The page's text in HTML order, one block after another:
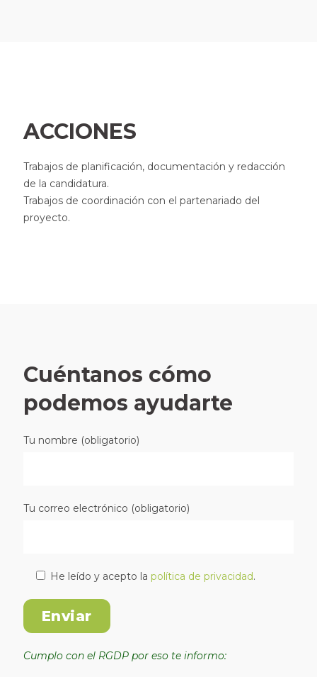
ACCIONES
Trabajos de planificación, documentación y redacción
de la candidatura.
Trabajos de coordinación con el partenariado del
proyecto.
Cuéntanos cómo
podemos ayudarte
Tu nombre (obligatorio)
Tu correo electrónico (obligatorio)
He leído y acepto la política de privacidad.
Cumplo con el RGDP por eso te informo: